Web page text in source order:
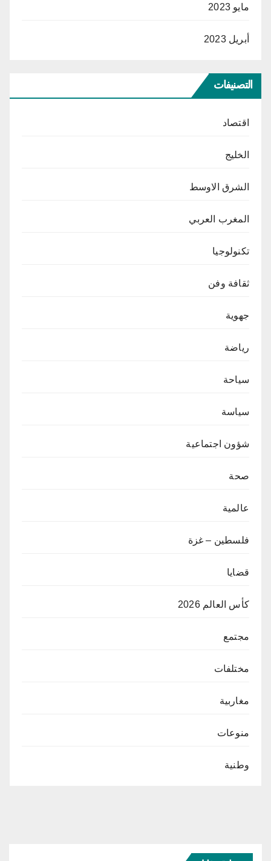
مايو 2023
أبريل 2023
التصنيفات
اقتصاد
الخليج
الشرق الاوسط
المغرب العربي
تكنولوجيا
ثقافة وفن
جهوية
رياضة
سياحة
سياسة
شؤون اجتماعية
صحة
عالمية
فلسطين – غزة
قضايا
كأس العالم 2026
مجتمع
مختلفات
مغاربية
منوعات
وطنية